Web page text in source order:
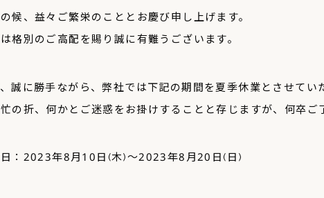
候、益々ご繁栄のこととお慶び申し上げます。
格別のご高配を賜り誠に有難うございます。
誠に勝手ながら、弊社では下記の期間を夏季休業とさせてい
の折、何かとご迷惑をお掛けすることと存じますが、何卒ご
：2023年8月10日(木)～2023年8月20日(日)